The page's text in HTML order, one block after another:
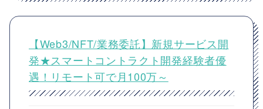
【Web3/NFT/業務委託】新規サービス開
発★スマートコントラクト開発経験者優
遇！リモート可で月100万～